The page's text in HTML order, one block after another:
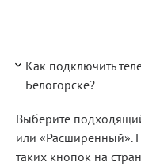
Как подключить
Белогорске?
Выберите
или «Расширенный».
таких кнопок на